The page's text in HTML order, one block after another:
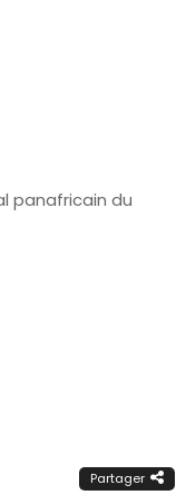
panafricain du
Partager